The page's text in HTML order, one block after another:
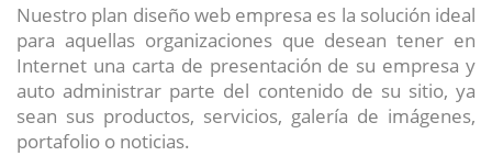
Nuestro plan diseño web empresa es la solución ideal
para aquellas organizaciones que desean tener en
Internet una carta de presentación de su empresa y
auto administrar parte del contenido de su sitio, ya
sean sus productos, servicios, galería de imágenes,
portafolio o noticias.